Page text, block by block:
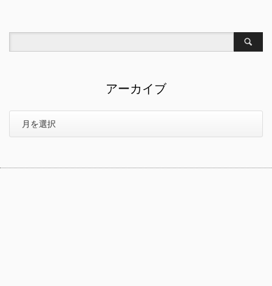
アーカイブ